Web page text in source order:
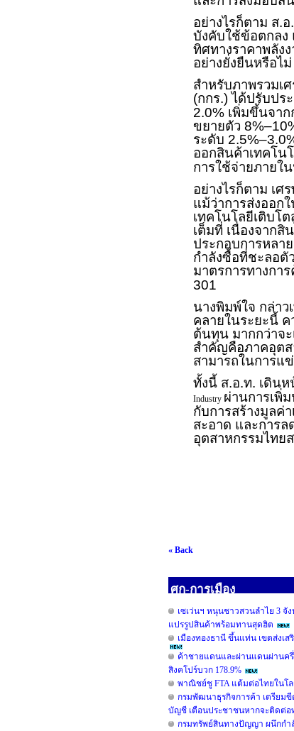
อย่างไรก็ตาม ส.
บังคับใช้ข้อตกลง
ทิศทางราคาพลัง
อย่างยั่งยืนหรือไม่
สำหรับภาพรวมเ
(กกร.) ได้ปรับปร
2.0% เพิ่มขึ้นจา
ขยายตัว
ระดับ
ออกสินค้าเทคโน
การใช้จ่ายภายใ
อย่างไรก็ตาม เศ
แม้ว่าการส่งออก
เทคโนโลยีเติบโ
เต็มที่ เนื่องจาก
ประกอบการหลา
กำลังซื้อที่ชะลอตั
มาตรการทางกา
301
นางพิมพ์ใจ กล่า
คลายในระยะนี้ ค
ต้นทุน มากกว่าจ
สำคัญคือภาคอุตส
สามารถในการแ
ทั้งนี้ ส.อ.ท. เดิน
Industry ผ่านการเพิ่
กับการสร้างมูลค่
สะอาด และการล
อุตสาหกรรมไทย
« Back
ศก-การเมือง
เซเว่นฯ หนุนชาวสวนลำไย 3
แปรรูปสินค้าพร้อมทานสุดฮิต
เมืองทองธานี ขึ้นแท่น เขตส่งเ
ค้าชายแดนและผ่านแดนผ่านครึ่
สิงคโปร์บวก 178.9%
พาณิชย์ชู FTA แต้มต่อไทยในโล
กรมพัฒนาธุรกิจการค้า เตรียมขี
บัญชี เตือนประชาชนหากจะติดต่อ
กรมทรัพย์สินทางปัญญา ผนึกกำ